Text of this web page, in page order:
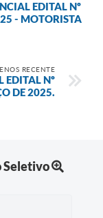
EDITAL Nº
- MOTORISTA
RECENTE
EDITAL Nº
DE 2025.
Seletivo